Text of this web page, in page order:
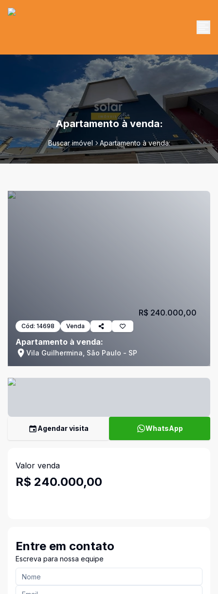
Apartamento à venda:
Buscar imóvel Apartamento à venda:
Cód: 14698 Venda
Apartamento à venda:
Vila Guilhermina, São Paulo - SP
R$ 240.000,00
Agendar visita WhatsApp
Valor venda
R$ 240.000,00
Entre em contato
Escreva para nossa equipe